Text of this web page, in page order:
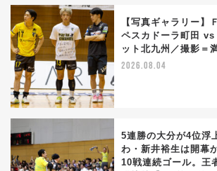
【写真ギャラリー】
ペスカドーラ町田 vs
ット北九州／撮影＝
2026.08.04
5連勝の大分が4位浮
わ・新井裕生は開幕
10戦連続ゴール。王